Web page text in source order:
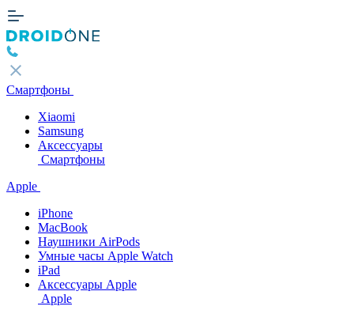
Смартфоны
Xiaomi
Samsung
Аксессуары
Смартфоны
Apple
iPhone
MacBook
Наушники AirPods
Умные часы Apple Watch
iPad
Аксессуары Apple
Apple